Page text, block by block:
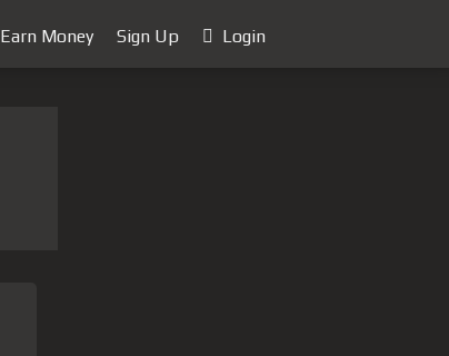
Earn Money Sign Up Login